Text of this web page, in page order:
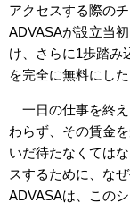
アクセスする際の
ADVASAが設立当
け、さらに1歩踏み
を完全に無料にし
一日の仕事を終え
わらず、その賃金
いだ待たなくては
スするために、な
ADVASAは、この